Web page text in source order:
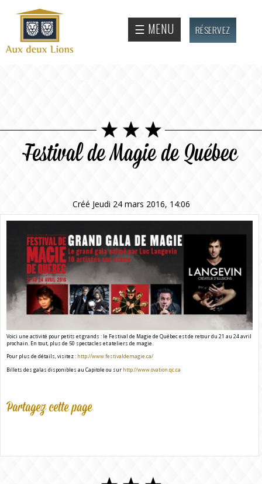
Site
officiel
de
☰ MENU RÉSERVEZ
Festival de Magie de Québec
Créé Jeudi 24 mars 2016, 14:06
Voici une activité pour petits et grands : le Festival de Magie de Québec est de retour du 21 au 24 avril
prochain. En tout, plus de 50 spectacles et ateliers de magie.
Pour plus de détails, visitez : http://www.festivaldemagie.ca/
Billets des galas disponibles au Capitole ou sur http://www.ovation.qc.ca
Partagez cette page